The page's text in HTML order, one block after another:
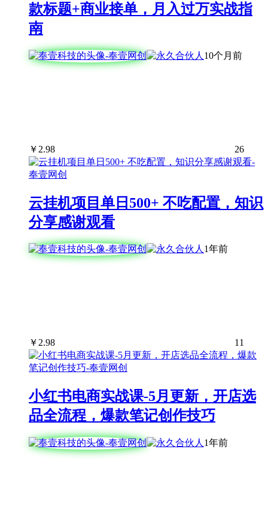
款标题+商业接单，月入过万实战指
南
10个月前
￥ 2.98 26
云挂机项目单日500+ 不吃配置，知识
分享感谢观看
1年前
￥2.98 11
小红书电商实战课-5月更新，开店选
品全流程，爆款笔记创作技巧
1年前